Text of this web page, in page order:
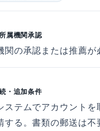
属機関承認
関の承認または推薦が
・追加条件
ステムでアカウント
する。書類の郵送は